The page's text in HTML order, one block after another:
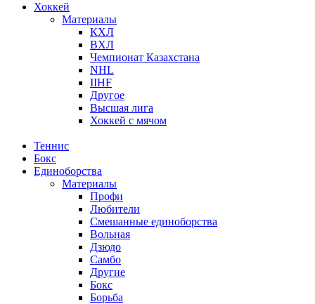
Хоккей
Материалы
КХЛ
ВХЛ
Чемпионат Казахстана
NHL
IIHF
Другое
Высшая лига
Хоккей с мячом
Теннис
Бокс
Единоборства
Материалы
Профи
Любители
Смешанные единоборства
Вольная
Дзюдо
Самбо
Другие
Бокс
Борьба